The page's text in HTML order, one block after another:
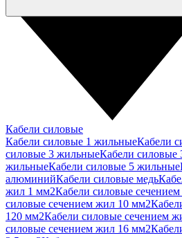
Кабели силовые
Кабели силовые 1 жильныеКабели
силовые 3 жильныеКабели силовые
жильныеКабели силовые 5 жильные
алюминийКабели силовые медь
жил 1 мм2Кабели силовые
силовые сечением жил 10 мм2
120 мм2Кабели силовые сечением
силовые сечением жил 16 мм2